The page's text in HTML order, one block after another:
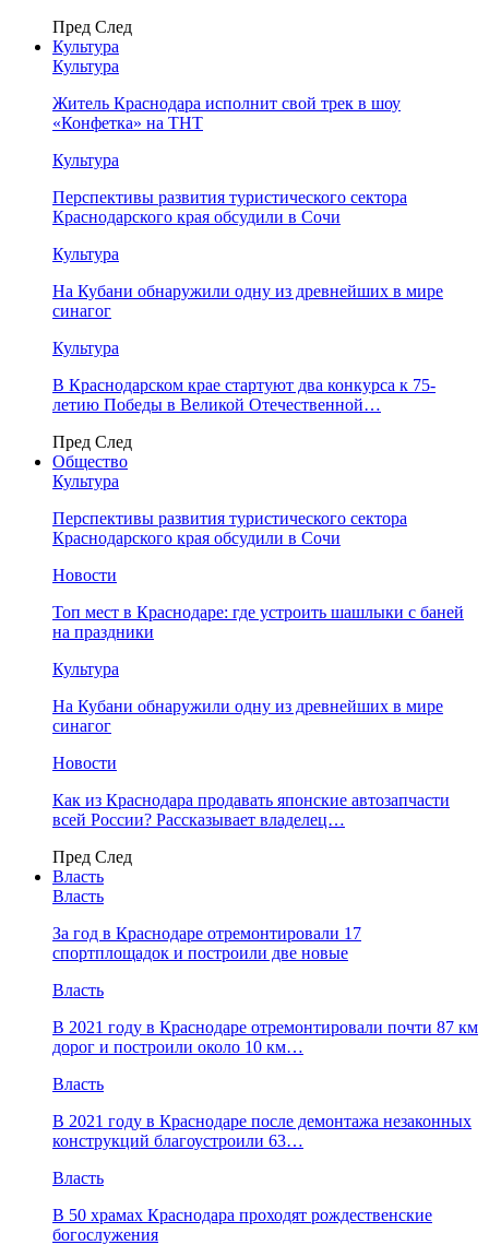
Пред След
Культура
Культура
Житель Краснодара исполнит свой трек в шоу
«Конфетка» на ТНТ
Культура
Перспективы развития туристического сектора
Краснодарского края обсудили в Сочи
Культура
На Кубани обнаружили одну из древнейших в мире
синагог
Культура
В Краснодарском крае стартуют два конкурса к 75-
летию Победы в Великой Отечественной…
Пред След
Общество
Культура
Перспективы развития туристического сектора
Краснодарского края обсудили в Сочи
Новости
Топ мест в Краснодаре: где устроить шашлыки с баней
на праздники
Культура
На Кубани обнаружили одну из древнейших в мире
синагог
Новости
Как из Краснодара продавать японские автозапчасти
всей России? Рассказывает владелец…
Пред След
Власть
Власть
За год в Краснодаре отремонтировали 17
спортплощадок и построили две новые
Власть
В 2021 году в Краснодаре отремонтировали почти 87 км
дорог и построили около 10 км…
Власть
В 2021 году в Краснодаре после демонтажа незаконных
конструкций благоустроили 63…
Власть
В 50 храмах Краснодара проходят рождественские
богослужения